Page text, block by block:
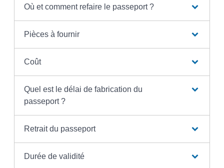
Où et comment refaire le passeport ?
Pièces à fournir
Coût
Quel est le délai de fabrication du
passeport ?
Retrait du passeport
Durée de validité